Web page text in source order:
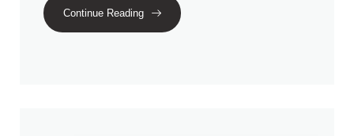
Continue Reading